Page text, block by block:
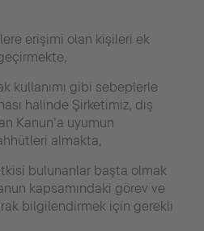
erişimi olan kişileri ek
kullanımı gibi sebeplerle
halinde Şirketimiz, dış
Kanun’a uyumun
almakta,
bulunanlar başta olmak
kapsamındaki görev ve
bilgilendirmek için gerekli